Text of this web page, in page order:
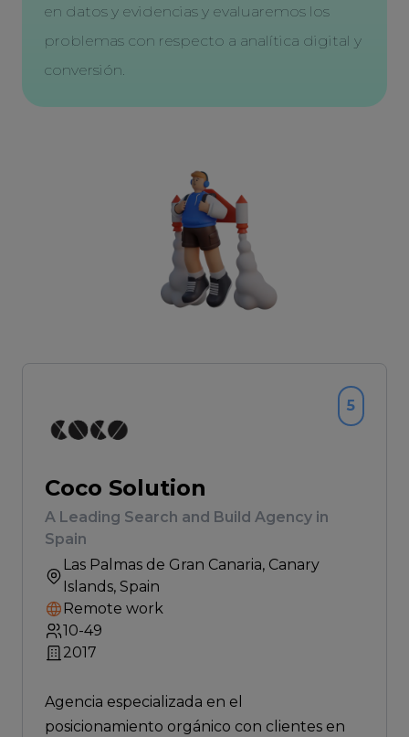
en datos y evidencias y evaluaremos los
problemas con respecto a analítica digital y
conversión.
Coco Solution
A Leading Search and Build Agency in
Spain
Las Palmas de Gran Canaria, Canary
Islands, Spain
Remote work
10-49
2017
5
Agencia especializada en el
posicionamiento orgánico con clientes en